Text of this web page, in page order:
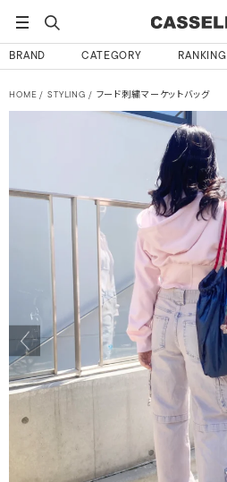
BRAND CATEGORY RANKING
HOME STYLING フード刺繍マーケットバッグ